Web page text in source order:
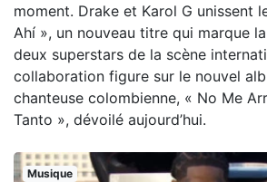
moment. Drake et Karol G unissent
Ahí », un nouveau titre qui marque
deux superstars de la scène
collaboration figure sur le nouvel
chanteuse colombienne, « No Me
Tanto », dévoilé aujourd’hui.
Musique